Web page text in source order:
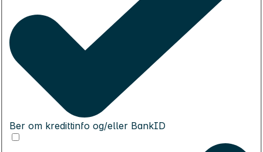
Ber om kredittinfo og/eller BankID